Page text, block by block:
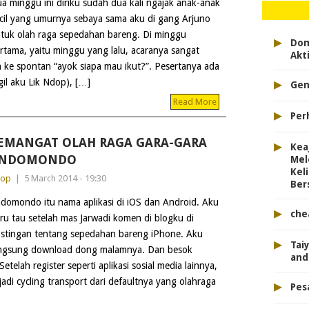
minggu ini diriku sudah dua kali ngajak anak-anak
yang umurnya sebaya sama aku di gang Arjuno
olah raga sepedahan bareng. Di minggu
yaitu minggu yang lalu, acaranya sangat
spontan “ayok siapa mau ikut?”. Pesertanya ada
aku Lik Ndop), […]
Read More
OLAH RAGA GARA-GARA
5 March 2014 - 19:30
itu nama aplikasi di iOS dan Android. Aku
tau setelah mas Jarwadi komen di blogku di
tentang sepedahan bareng iPhone. Aku
download dong malamnya. Dan besok
register seperti aplikasi sosial media lainnya,
cycling transport dari defaultnya yang olahraga
▸
▸
▸
▸
▸
▸
▸